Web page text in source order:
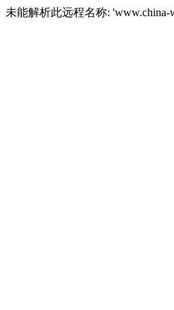
未能解析此远程名称: 'www.china-